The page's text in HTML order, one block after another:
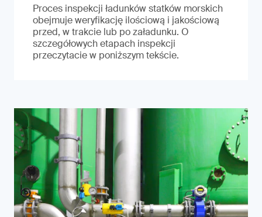
Proces inspekcji ładunków statków morskich
obejmuje weryfikację ilościową i jakościową
przed, w trakcie lub po załadunku. O
szczegółowych etapach inspekcji
przeczytacie w poniższym tekście.